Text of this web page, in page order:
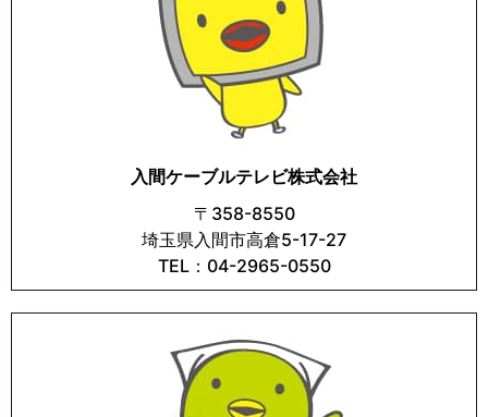
入間ケーブルテレビ株式会社
〒358-8550
埼玉県入間市高倉5-17-27
TEL：04-2965-0550